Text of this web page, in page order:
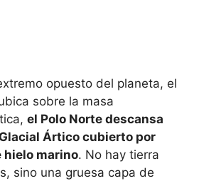
opuesto del planeta, el
sobre la masa
el Polo Norte descansa
Ártico cubierto por
hielo marino. No hay tierra
sino una gruesa capa de